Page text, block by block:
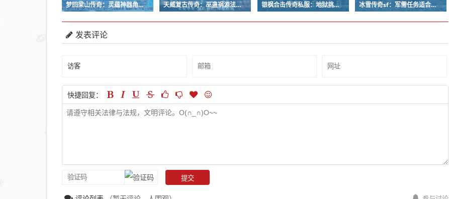
梦回梁山传奇：灵蕴神器角色死亡后是否会掉落？ 天威复古传奇：巫蛊祸源法宝基础属性与特殊效果 银枫合击传奇私服：地狱挑战副本任务进入条件 冰雪传奇sf：军需任务适合零经验的小白玩家吗？
发表评论
快捷回复：